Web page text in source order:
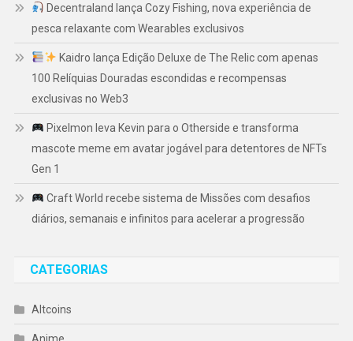
Decentraland lança Cozy Fishing, nova experiência de
pesca relaxante com Wearables exclusivos
Kaidro lança Edição Deluxe de The Relic com apenas
100 Relíquias Douradas escondidas e recompensas
exclusivas no Web3
Pixelmon leva Kevin para o Otherside e transforma
mascote meme em avatar jogável para detentores de NFTs
Gen 1
Craft World recebe sistema de Missões com desafios
diários, semanais e infinitos para acelerar a progressão
CATEGORIAS
Altcoins
Anime